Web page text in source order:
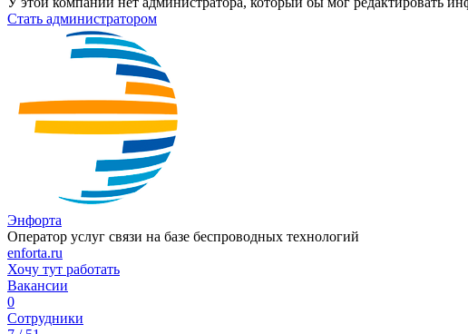
Стать администратором
Энфорта
Оператор услуг связи на базе беспроводных технологий
enforta.ru
Хочу тут работать
Вакансии
0
Сотрудники